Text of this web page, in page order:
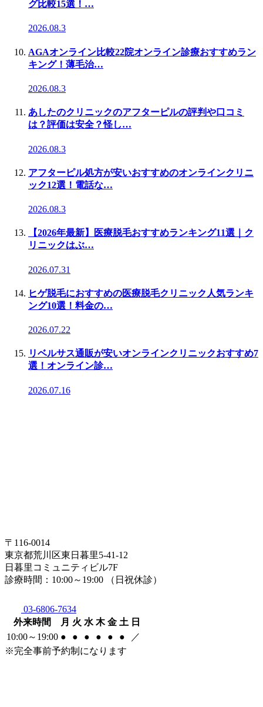
グ比較15選！…
2026.08.3
AGAオンライン比較22院オンライン診療おすすめラン
キング！薄毛治…
2026.08.3
あしたのクリニックのアフターピルの評判や口コミ
は？評価は安全？怪し…
2026.08.3
アフターピル処方が安いおすすめのオンラインクリニ
ック12選！電話な…
2026.08.3
【2026年最新】医療脱毛おすすめランキング11選｜ク
リニックはぶ…
2026.07.31
ヒゲ脱毛におすすめの医療脱毛クリニック人気ランキ
ング10選！料金の…
2026.07.22
リベルサス通販が安いオンラインクリニックおすすめ7
選！オンライン診…
2026.07.16
〒116-0014
東京都荒川区東日暮里5-41-12
日暮里コミュニティビル7F
診療時間：10:00～19:00 （日祝休診）
03-6806-7634
外来時間
月 火 水 木 金 土 日
10:00～19:00 ● ● ● ● ● ●
／
※完全事前予約制になります